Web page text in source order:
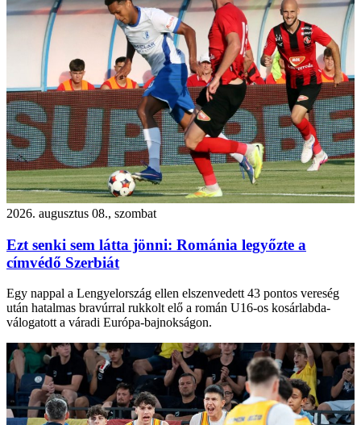
2026. augusztus 08., szombat
Ezt senki sem látta jönni: Románia legyőzte a
címvédő Szerbiát
Egy nappal a Lengyelország ellen elszenvedett 43 pontos vereség
után hatalmas bravúrral rukkolt elő a román U16-os kosárlabda-
válogatott a váradi Európa-bajnokságon.